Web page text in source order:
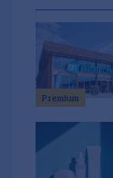
Premium